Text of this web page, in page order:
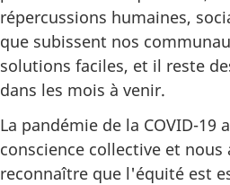
répercussions humaines,
que subissent nos
solutions faciles, et il reste
dans les mois à venir.
La pandémie de la COVID-19
conscience collective et nous
reconnaître que l'équité est